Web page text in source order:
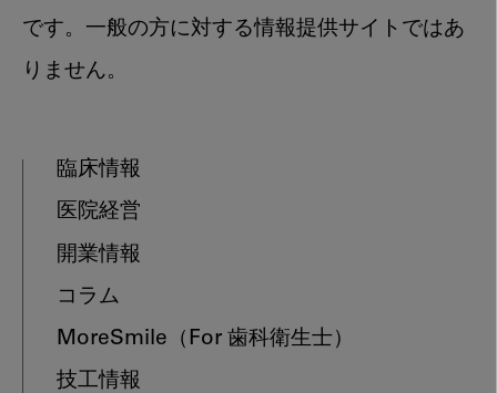
です。一般の方に対する情報提供サイトではあ
りません。
臨床情報
医院経営
開業情報
コラム
MoreSmile （For 歯科衛生士）
技工情報